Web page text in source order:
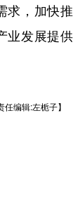
求，加快推
业发展提供
任编辑:左栀子】